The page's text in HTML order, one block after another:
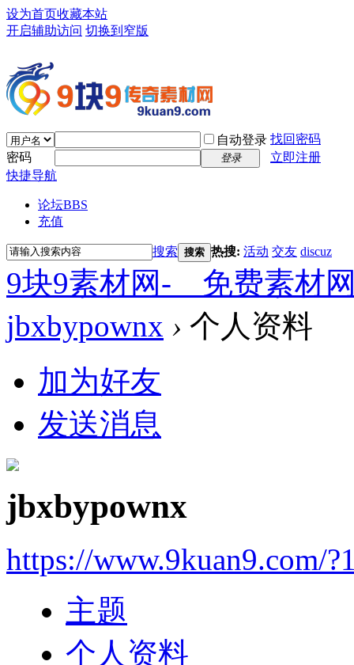
设为首页收藏本站
开启辅助访问 切换到窄版
自动登录 找回密码
密码
登录
立即注册
快捷导航
论坛BBS
充值
搜索 搜索 热搜: 活动 交友 discuz
9块9素材网-＿免费素材
jbxbypownx › 个人资料
加为好友
发送消息
jbxbypownx
https://www.9kuan9.com/
主题
个人资料